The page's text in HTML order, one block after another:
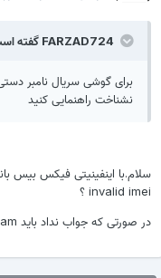
FARZAD724 گفته است:
برای گوشی سریال نامبر
نشناخت راهنمایی کنید
invalid imei ؟
در صورتی که جواب نداد باید nvram از گوشی سالم رایت کنید.